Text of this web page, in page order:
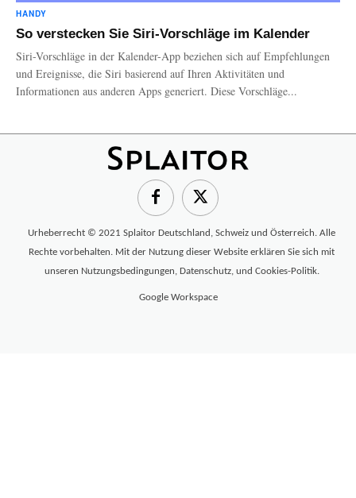
HANDY
So verstecken Sie Siri-Vorschläge im Kalender
Siri-Vorschläge in der Kalender-App beziehen sich auf Empfehlungen
und Ereignisse, die Siri basierend auf Ihren Aktivitäten und
Informationen aus anderen Apps generiert. Diese Vorschläge...
Urheberrecht © 2021 Splaitor Deutschland, Schweiz und Österreich. Alle
Rechte vorbehalten. Mit der Nutzung dieser Website erklären Sie sich mit
unseren Nutzungsbedingungen, Datenschutz, und Cookies-Politik.
Google Workspace